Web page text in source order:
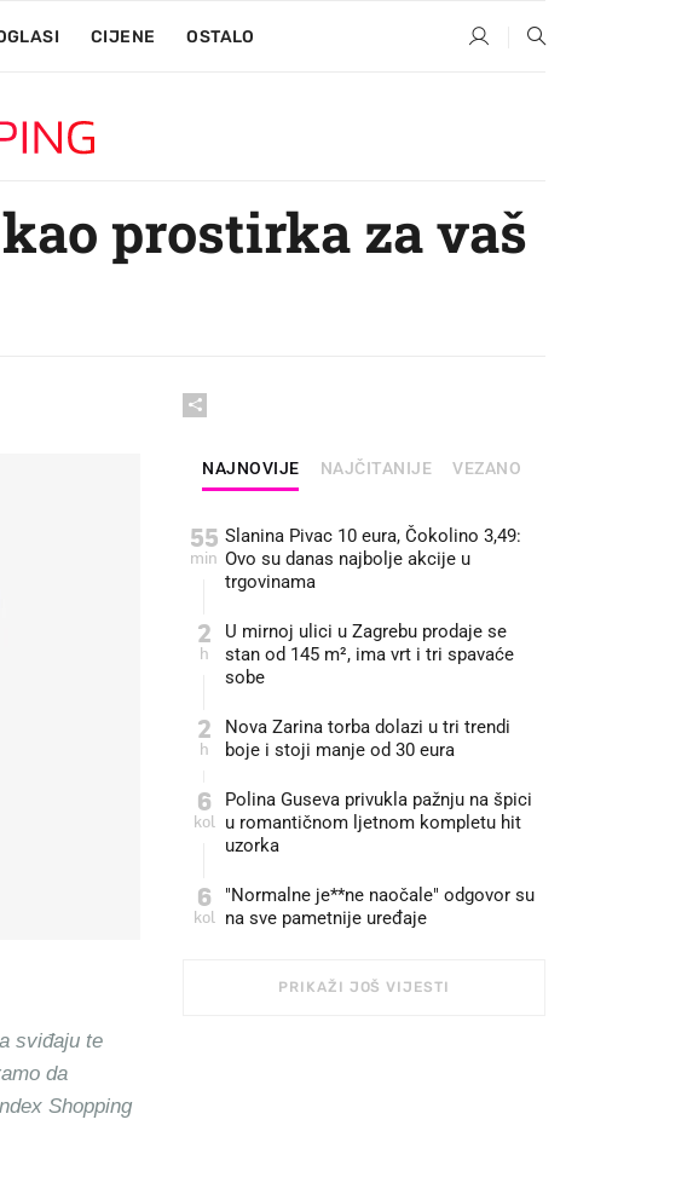
CIJENE OSTALO
prostirka za vaš
sviđaju te
da
Shopping
NAJNOVIJE NAJČITANIJE VEZANO
55
min
Slanina Pivac 10 eura, Čokolino 3,49:
Ovo su danas najbolje akcije u
trgovinama
2
h
U mirnoj ulici u Zagrebu prodaje se
stan od 145 m², ima vrt i tri spavaće
sobe
2
h
Nova Zarina torba dolazi u tri trendi
boje i stoji manje od 30 eura
6
kol
Polina Guseva privukla pažnju na špici
u romantičnom ljetnom kompletu hit
uzorka
6
kol
"Normalne je**ne naočale" odgovor su
na sve pametnije uređaje
PRIKAŽI JOŠ VIJESTI